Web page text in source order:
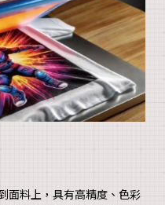
面料上，具有高精度、色彩